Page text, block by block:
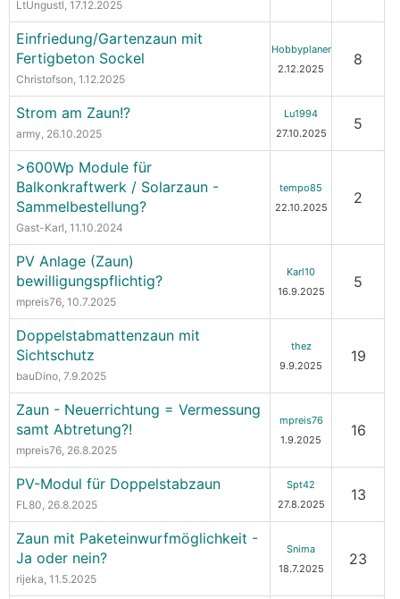
LtUngustl, 17.12.2025
Einfriedung/Gartenzaun mit
Fertigbeton Sockel
Christofson, 1.12.2025
Hobbyplaner
2.12.2025
8
Strom am Zaun!?
army, 26.10.2025
Lu1994
27.10.2025
5
>600Wp Module für
Balkonkraftwerk / Solarzaun -
Sammelbestellung?
Gast-Karl, 11.10.2024
tempo85
22.10.2025
2
PV Anlage (Zaun)
bewilligungspflichtig?
mpreis76, 10.7.2025
Karl10
16.9.2025
5
Doppelstabmattenzaun mit
Sichtschutz
bauDino, 7.9.2025
thez
9.9.2025
19
Zaun - Neuerrichtung = Vermessung
samt Abtretung?!
mpreis76, 26.8.2025
mpreis76
1.9.2025
16
PV-Modul für Doppelstabzaun
FL80, 26.8.2025
Spt42
27.8.2025
13
Zaun mit Paketeinwurfmöglichkeit -
Ja oder nein?
rijeka, 11.5.2025
Snima
18.7.2025
23